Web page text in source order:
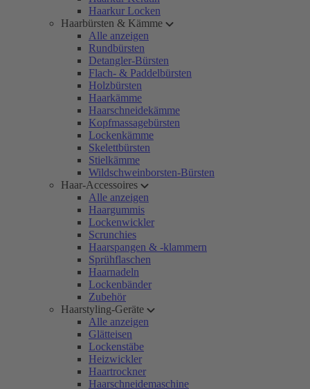
Haarkur Locken
Haarbürsten & Kämme
Alle anzeigen
Rundbürsten
Detangler-Bürsten
Flach- & Paddelbürsten
Holzbürsten
Haarkämme
Haarschneidekämme
Kopfmassagebürsten
Lockenkämme
Skelettbürsten
Stielkämme
Wildschweinborsten-Bürsten
Haar-Accessoires
Alle anzeigen
Haargummis
Lockenwickler
Scrunchies
Haarspangen & -klammern
Sprühflaschen
Haarnadeln
Lockenbänder
Zubehör
Haarstyling-Geräte
Alle anzeigen
Glätteisen
Lockenstäbe
Heizwickler
Haartrockner
Haarschneidemaschine